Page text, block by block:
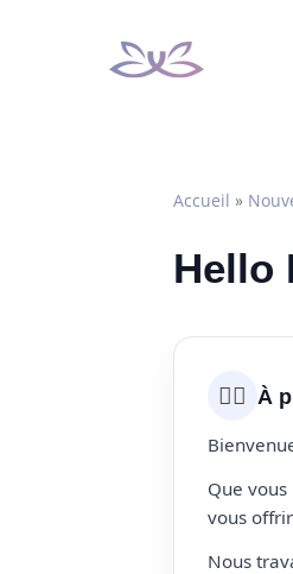
Accueil »
Hello
💇‍♀️ À
Que
vous
Nous